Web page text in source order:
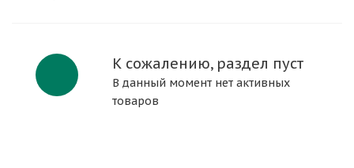
К сожалению, раздел пуст
В данный момент нет активных
товаров